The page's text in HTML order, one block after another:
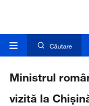
Căutare
Ministrul
vizită la